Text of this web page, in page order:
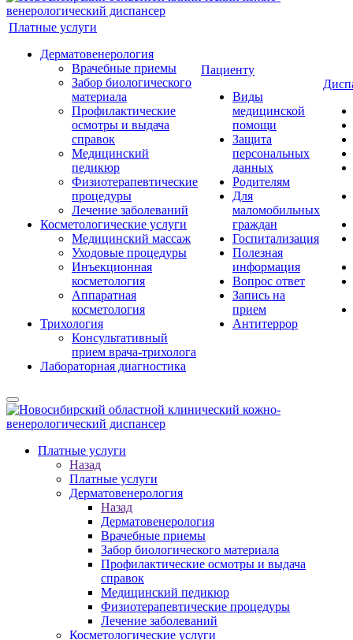
Платные услуги
Дерматовенерология
Врачебные приемы
Забор биологического
материала
Профилактические
осмотры и выдача
справок
Медицинский
педикюр
Физиотерапевтические
процедуры
Лечение заболеваний
Косметологические услуги
Медицинский массаж
Уходовые процедуры
Инъекционная
косметология
Аппаратная
косметология
Трихология
Консультативный
прием врача-трихолога
Лабораторная диагностика
Пациенту
Виды
медицинской
помощи
Защита
персональных
данных
Родителям
Для
маломобильных
граждан
Госпитализация
Полезная
информация
Вопрос ответ
Запись на
прием
Антитеррор
Платные услуги
Назад
Платные услуги
Дерматовенерология
Назад
Дерматовенерология
Врачебные приемы
Забор биологического материала
Профилактические осмотры и выдача
справок
Медицинский педикюр
Физиотерапевтические процедуры
Лечение заболеваний
Косметологические услуги